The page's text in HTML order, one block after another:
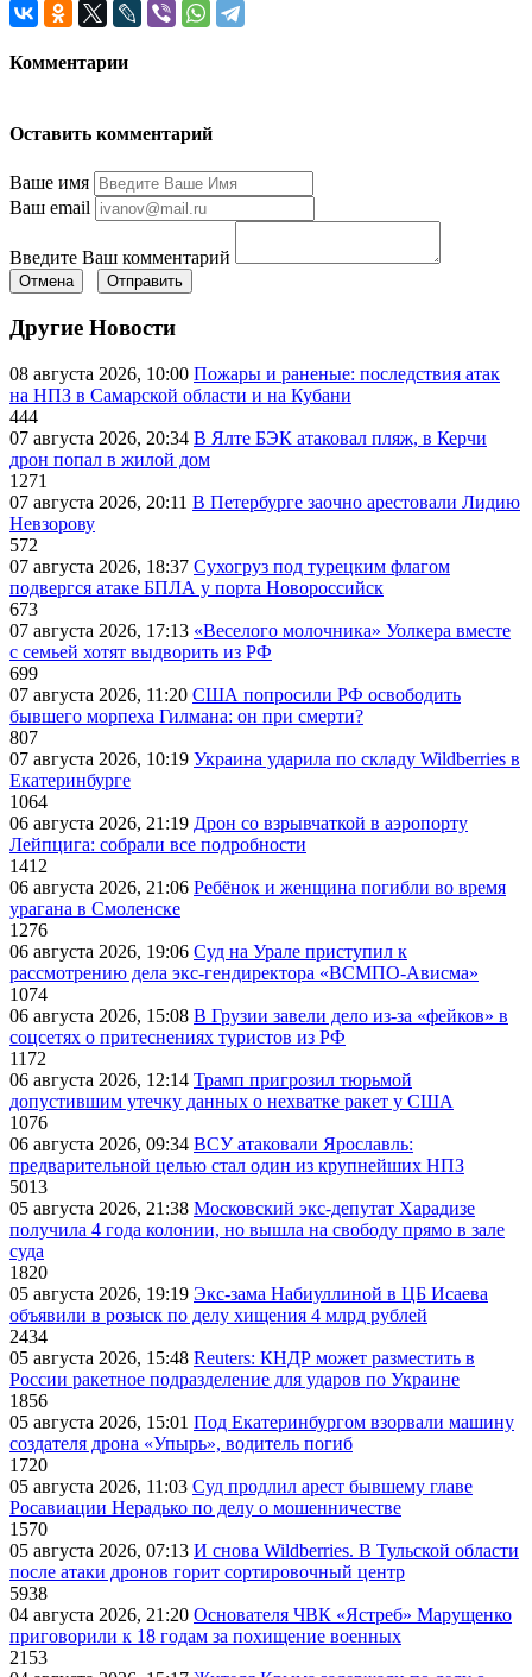
Комментарии
Оставить комментарий
Ваше имя
Ваш email
Введите Ваш комментарий
Отмена Отправить
Другие Новости
08 августа 2026, 10:00 Пожары и раненые: последствия атак
на НПЗ в Самарской области и на Кубани
444
07 августа 2026, 20:34 В Ялте БЭК атаковал пляж, в Керчи
дрон попал в жилой дом
1271
07 августа 2026, 20:11 В Петербурге заочно арестовали Лидию
Невзорову
572
07 августа 2026, 18:37 Сухогруз под турецким флагом
подвергся атаке БПЛА у порта Новороссийск
673
07 августа 2026, 17:13 «Веселого молочника» Уолкера вместе
с семьей хотят выдворить из РФ
699
07 августа 2026, 11:20 США попросили РФ освободить
бывшего морпеха Гилмана: он при смерти?
807
07 августа 2026, 10:19 Украина ударила по складу Wildberries в
Екатеринбурге
1064
06 августа 2026, 21:19 Дрон со взрывчаткой в аэропорту
Лейпцига: собрали все подробности
1412
06 августа 2026, 21:06 Ребёнок и женщина погибли во время
урагана в Смоленске
1276
06 августа 2026, 19:06 Суд на Урале приступил к
рассмотрению дела экс-гендиректора «ВСМПО-Ависма»
1074
06 августа 2026, 15:08 В Грузии завели дело из-за «фейков» в
соцсетях о притеснениях туристов из РФ
1172
06 августа 2026, 12:14 Трамп пригрозил тюрьмой
допустившим утечку данных о нехватке ракет у США
1076
06 августа 2026, 09:34 ВСУ атаковали Ярославль:
предварительной целью стал один из крупнейших НПЗ
5013
05 августа 2026, 21:38 Московский экс-депутат Харадизе
получила 4 года колонии, но вышла на свободу прямо в зале
суда
1820
05 августа 2026, 19:19 Экс-зама Набиуллиной в ЦБ Исаева
объявили в розыск по делу хищения 4 млрд рублей
2434
05 августа 2026, 15:48 Reuters: КНДР может разместить в
России ракетное подразделение для ударов по Украине
1856
05 августа 2026, 15:01 Под Екатеринбургом взорвали машину
создателя дрона «Упырь», водитель погиб
1720
05 августа 2026, 11:03 Суд продлил арест бывшему главе
Росавиации Нерадько по делу о мошенничестве
1570
05 августа 2026, 07:13 И снова Wildberries. В Тульской области
после атаки дронов горит сортировочный центр
5938
04 августа 2026, 21:20 Основателя ЧВК «Ястреб» Марущенко
приговорили к 18 годам за похищение военных
2153